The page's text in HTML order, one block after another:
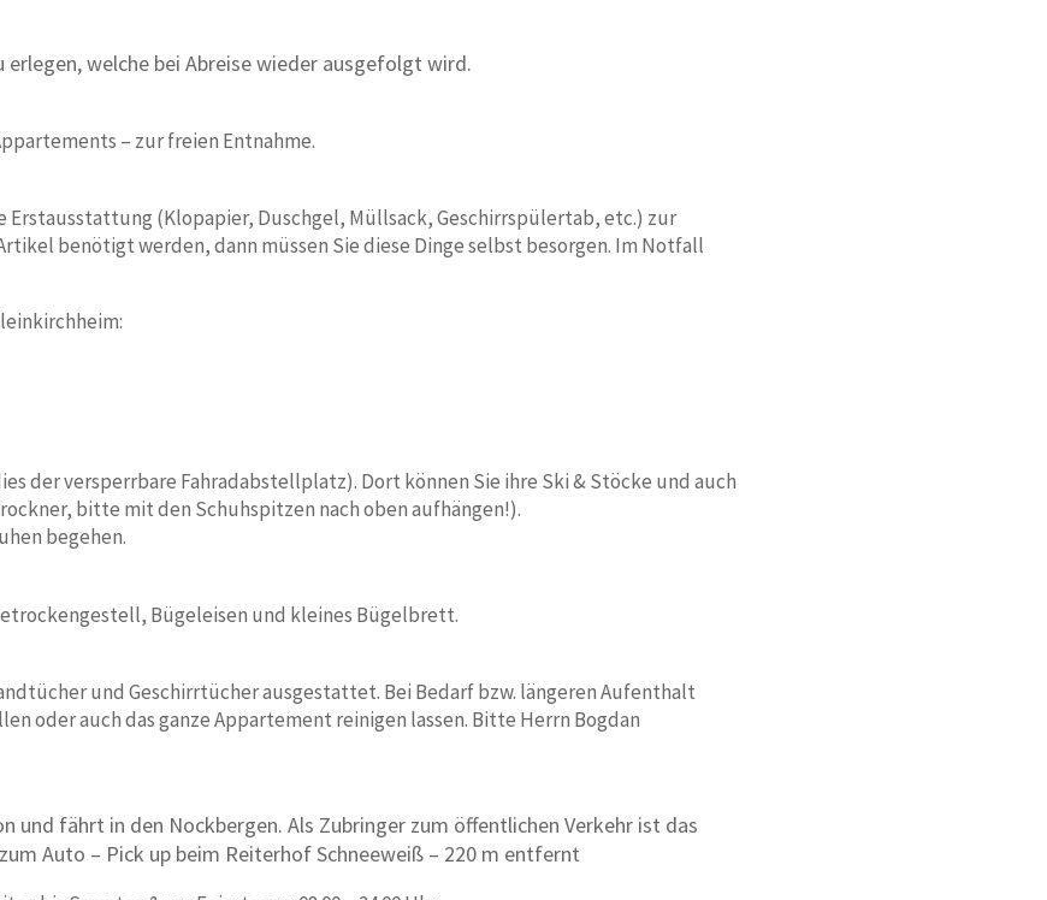
erlegen, welche bei Abreise wieder ausgefolgt wird.
– zur freien Entnahme.
(Klopapier, Duschgel, Müllsack, Geschirrspülertab, etc.) zur
benötigt werden, dann müssen Sie diese Dinge selbst besorgen. Im Notfall
der versperrbare Fahradabstellplatz). Dort können Sie ihre Ski & Stöcke und auch
bitte mit den Schuhspitzen nach oben aufhängen!).
begehen.
Bügeleisen und kleines Bügelbrett.
und Geschirrtücher ausgestattet. Bei Bedarf bzw. längeren Aufenthalt
oder auch das ganze Appartement reinigen lassen. Bitte Herrn Bogdan
und fährt in den Nockbergen. Als Zubringer zum öffentlichen Verkehr ist das
Auto – Pick up beim Reiterhof Schneeweiß – 220 m entfernt